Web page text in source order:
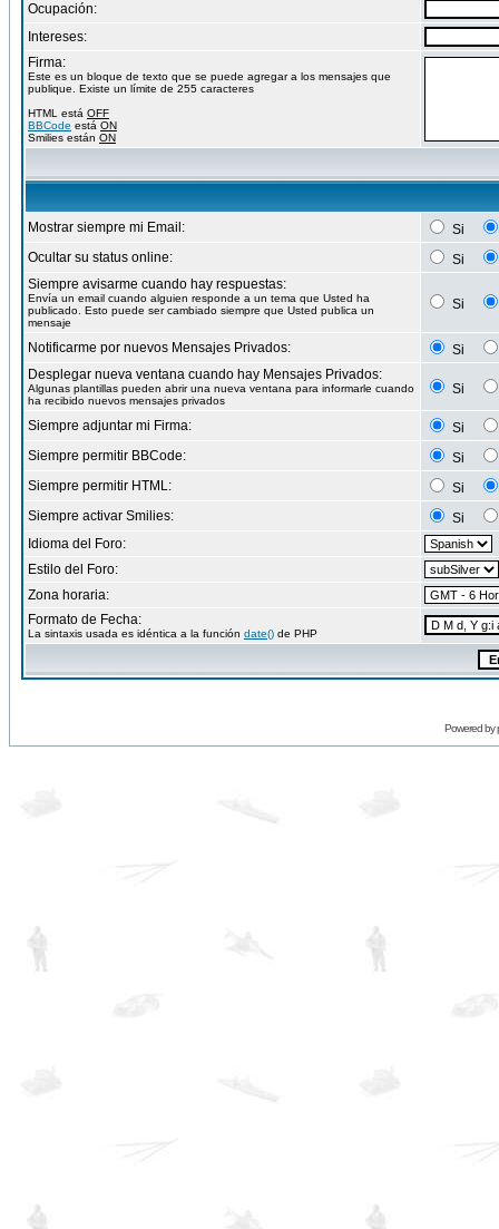
Ocupación:
Intereses:
Firma:
Este es un bloque de texto que se puede agregar a los mensajes que
publique. Existe un límite de 255 caracteres
HTML está OFF
BBCode está ON
Smilies están ON
Mostrar siempre mi Email:
Si
Ocultar su status online:
Si
Siempre avisarme cuando hay respuestas:
Envía un email cuando alguien responde a un tema que Usted ha
publicado. Esto puede ser cambiado siempre que Usted publica un
mensaje
Si
Notificarme por nuevos Mensajes Privados:
Si
Desplegar nueva ventana cuando hay Mensajes Privados:
Algunas plantillas pueden abrir una nueva ventana para informarle cuando
ha recibido nuevos mensajes privados
Si
Siempre adjuntar mi Firma:
Si
Siempre permitir BBCode:
Si
Siempre permitir HTML:
Si
Siempre activar Smilies:
Si
Idioma del Foro:
Estilo del Foro:
Zona horaria:
Formato de Fecha:
La sintaxis usada es idéntica a la función date() de PHP
Powered by